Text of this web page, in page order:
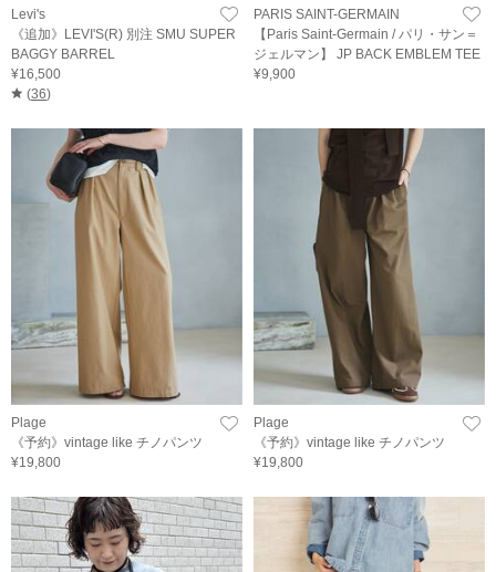
Levi's
《追加》LEVI'S(R) 別注 SMU SUPER
BAGGY BARREL
¥16,500
(36)
PARIS SAINT-GERMAIN
【Paris Saint-Germain / パリ・サン＝
ジェルマン】 JP BACK EMBLEM TEE
¥9,900
Plage
《予約》vintage like チノパンツ
¥19,800
Plage
《予約》vintage like チノパンツ
¥19,800